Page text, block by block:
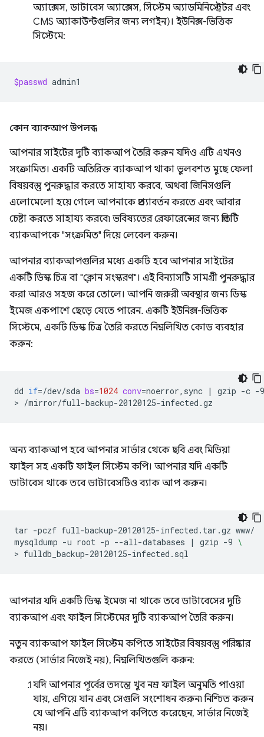
অ্যাক্সেস, ডাটাবেস অ্যাক্সেস, সিস্টেম অ্যাডমিনিস্ট্রেটর এবং
CMS অ্যাকাউন্টগুলির জন্য লগইন)। ইউনিক্স-ভিত্তিক
সিস্টেমে:
$passwd
কোন ব্যাকআপ উপলব্ধ
আপনার সাইটের দুটি ব্যাকআপ তৈরি করুন যদিও এটি এখনও
সংক্রামিত। একটি অতিরিক্ত ব্যাকআপ থাকা ভুলবশত মুছে ফেলা
বিষয়বস্তু পুনরুদ্ধার করতে সাহায্য করবে, অথবা জিনিসগুলি
এলোমেলো হয়ে গেলে আপনাকে প্রত্যাবর্তন করতে এবং আবার
চেষ্টা করতে সাহায্য করবে৷ ভবিষ্যতের রেফারেন্সের জন্য প্রতিটি
ব্যাকআপকে "সংক্রমিত" দিয়ে লেবেল করুন।
আপনার ব্যাকআপগুলির মধ্যে একটি হবে আপনার সাইটের
একটি ডিস্ক চিত্র বা "ক্লোন সংস্করণ"। এই বিন্যাসটি সামগ্রী পুনরুদ্ধার
করা আরও সহজ করে তোলে। আপনি জরুরী অবস্থার জন্য ডিস্ক
ইমেজ একপাশে ছেড়ে যেতে পারেন. একটি ইউনিক্স-ভিত্তিক
সিস্টেমে, একটি ডিস্ক চিত্র তৈরি করতে নিম্নলিখিত কোড ব্যবহার
করুন:
dd if=/dev/sda bs=1024 conv=noerror,sync | gzip -c -9
>
অন্য ব্যাকআপ হবে আপনার সার্ভার থেকে ছবি এবং মিডিয়া
ফাইল সহ একটি ফাইল সিস্টেম কপি। আপনার যদি একটি
ডাটাবেস থাকে তবে ডাটাবেসটিও ব্যাক আপ করুন।
tar -pczf full-backup-20120125-infected.tar.gz www/
mysqldump -u root -p --all-databases | gzip -9 \
>
আপনার যদি একটি ডিস্ক ইমেজ না থাকে তবে ডাটাবেসের দুটি
ব্যাকআপ এবং ফাইল সিস্টেমের দুটি ব্যাকআপ তৈরি করুন।
নতুন ব্যাকআপ ফাইল সিস্টেম কপিতে সাইটের বিষয়বস্তু পরিষ্কার
করতে (সার্ভার নিজেই নয়), নিম্নলিখিতগুলি করুন:
যদি আপনার পূর্বের তদন্তে খুব নম্র ফাইল অনুমতি পাওয়া
যায়, এগিয়ে যান এবং সেগুলি সংশোধন করুন৷ নিশ্চিত করুন
যে আপনি এটি ব্যাকআপ কপিতে করেছেন, সার্ভার নিজেই
নয়।